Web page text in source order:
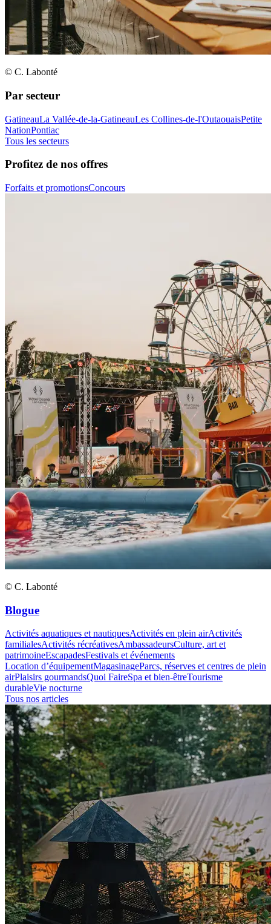
© C. Labonté
Par secteur
GatineauLa Vallée-de-la-GatineauLes Collines-de-l'OutaouaisPetite
NationPontiac
Tous les secteurs
Profitez de nos offres
Forfaits et promotionsConcours
© C. Labonté
Blogue
Activités aquatiques et nautiquesActivités en plein airActivités
familialesActivités récréativesAmbassadeursCulture, art et
patrimoineEscapadesFestivals et événements
Location d’équipementMagasinageParcs, réserves et centres de plein
airPlaisirs gourmandsQuoi FaireSpa et bien-êtreTourisme
durableVie nocturne
Tous nos articles